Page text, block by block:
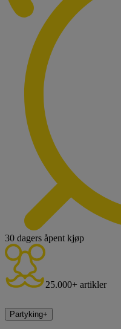
30 dagers åpent kjøp
25.000+ artikler
Partyking+